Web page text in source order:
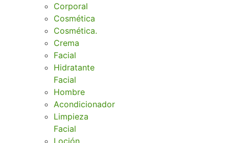
Corporal
Cosmética
Cosmética.
Crema
Facial
Hidratante
Facial
Hombre
Acondicionador
Limpieza
Facial